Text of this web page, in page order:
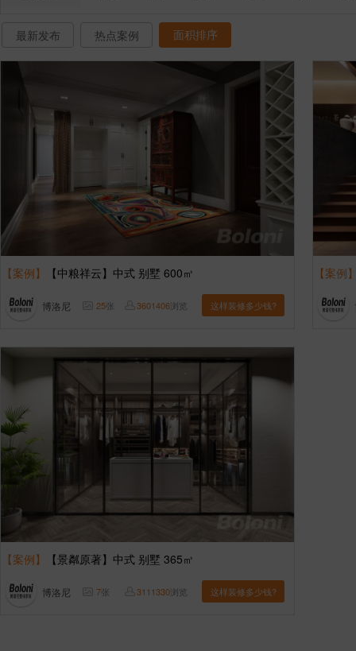
最新发布 热点案例 面积排序
【案例】 【中粮祥云】中式 别墅 600㎡
博洛尼 25张 3601406浏览 这样装修多少钱?
【案例
【案例】 【景粼原著】中式 别墅 365㎡
博洛尼 7张 3111330浏览 这样装修多少钱?